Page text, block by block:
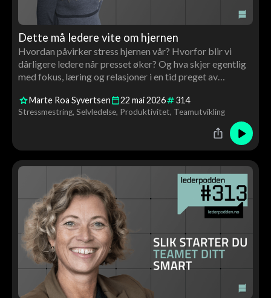
Dette må ledere vite om hjernen
Hvordan påvirker stress hjernen vår? Hvorfor blir vi
dårligere ledere når presset øker? Og hva skjer egentlig
med fokus, læring og relasjoner i en tid preget av
Tor Åge nevrolog og hjerneforsker Marte Roa Syvertsen
til en samtale om hjernen, ledelse og menneskelig
Marte Roa Syvertsen 22 mai2026 314
Stressmestring Selvledelse Produktivitet Teamutvikling